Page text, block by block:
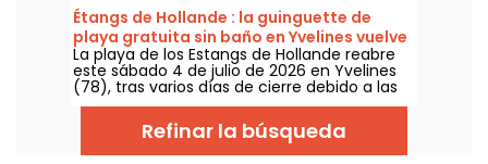
ambiente que encanta tanto a niños como
a adultos.
mantenimiento o renovación para planificar
su visita a los parques de Disney.
Étangs de Hollande : la guinguette de
playa gratuita sin baño en Yvelines vuelve
a abrir
La playa de los Estangs de Hollande reabre
este sábado 4 de julio de 2026 en Yvelines
(78), tras varios días de cierre debido a las
tormentas. Nos acercamos para conocer el
lugar, entre arena caliente, tumbonas,
castillos inflables, guinguette y un concierto
gratuito al atardecer que les espera hasta el
Refinar la búsqueda